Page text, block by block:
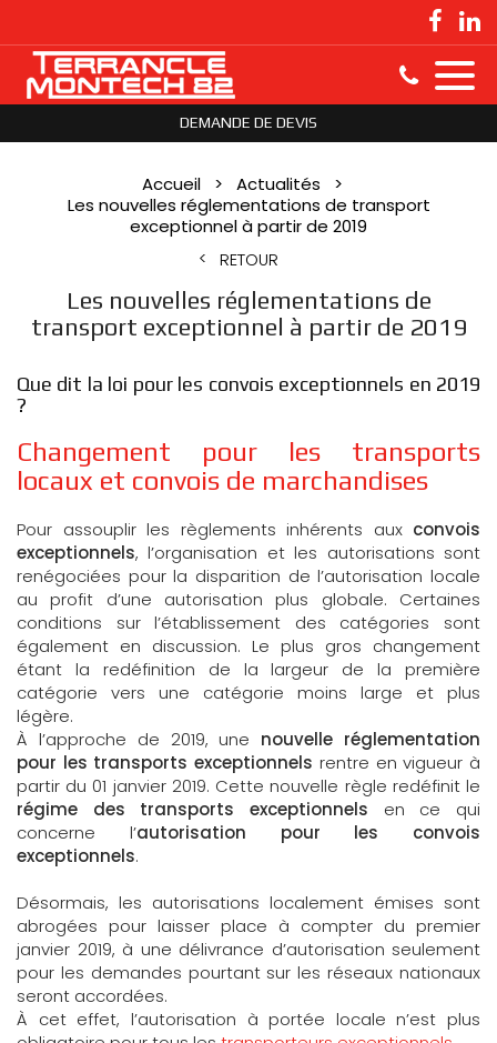
DEMANDE DE DEVIS
Accueil
Actualités
Les nouvelles réglementations de transport
exceptionnel à partir de 2019
RETOUR
Les nouvelles réglementations de
transport exceptionnel à partir de 2019
Que dit la loi pour les convois exceptionnels en 2019
?
Changement pour les transports
locaux et convois de marchandises
Pour assouplir les règlements inhérents aux convois
exceptionnels, l’organisation et les autorisations sont
renégociées pour la disparition de l’autorisation locale
au profit d’une autorisation plus globale. Certaines
conditions sur l’établissement des catégories sont
également en discussion. Le plus gros changement
étant la redéfinition de la largeur de la première
catégorie vers une catégorie moins large et plus
légère.
À l’approche de 2019, une nouvelle réglementation
pour les transports exceptionnels rentre en vigueur à
partir du 01 janvier 2019. Cette nouvelle règle redéfinit le
régime des transports exceptionnels en ce qui
concerne l’autorisation pour les convois
exceptionnels.
Désormais, les autorisations localement émises sont
abrogées pour laisser place à compter du premier
janvier 2019, à une délivrance d’autorisation seulement
pour les demandes pourtant sur les réseaux nationaux
seront accordées.
À cet effet, l’autorisation à portée locale n’est plus